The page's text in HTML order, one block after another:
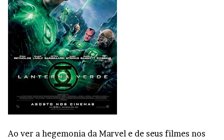
Ao ver a hegemonia da Marvel e de seus filmes nos